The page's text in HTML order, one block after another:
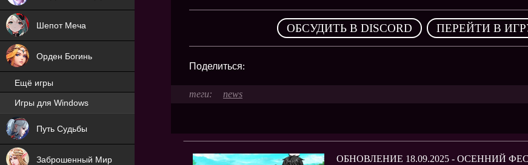
ОБСУДИТЬ В DISCORD , ПЕРЕЙТИ В
Поделиться:
news
ОБНОВЛЕНИЕ 18.09.2025 - ОСЕННИЙ
Шепот Меча
Орден Богинь
Ещё игры
Игры для Windows
Путь Судьбы
Заброшенный Мир
NEW